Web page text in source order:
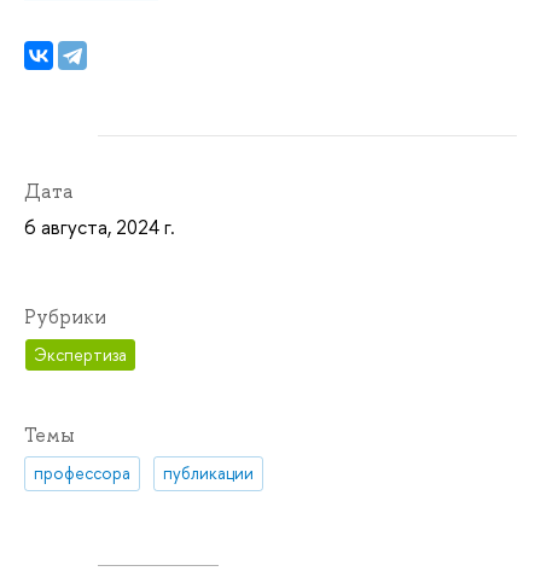
Дата
6 августа, 2024 г.
Рубрики
Экспертиза
Темы
профессора публикации